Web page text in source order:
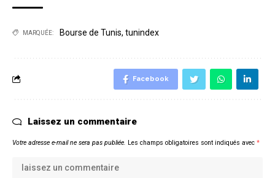
MARQUÉE: Bourse de Tunis, tunindex
Facebook
Laissez un commentaire
Votre adresse e-mail ne sera pas publiée. Les champs obligatoires sont indiqués avec *